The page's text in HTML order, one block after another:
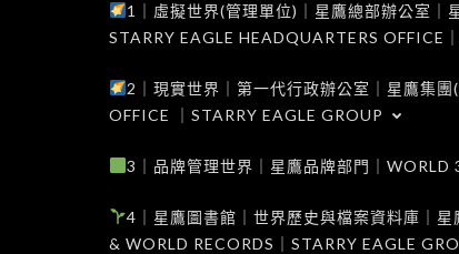
1｜虛擬世界(管理單位)｜星鷹總部辦公室｜
STARRY EAGLE HEADQUARTERS OFFICE
2｜現實世界｜第一代行政辦公室｜星鷹集
OFFICE ｜STARRY EAGLE GROUP
3｜品牌管理世界｜星鷹品牌部門｜
4｜星鷹圖書館｜世界歷史與檔案資料庫｜
& WORLD RECORDS｜STARRY EAGLE